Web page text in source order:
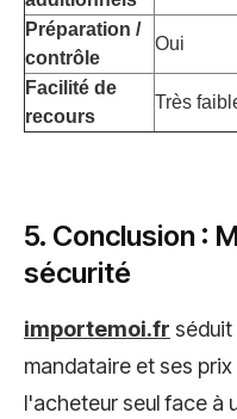
Préparation /
contrôle
Oui
Facilité de
recours
Très
5. Conclusion :
sécurité
importemoi.fr
mandataire et ses
l'acheteur seul face à